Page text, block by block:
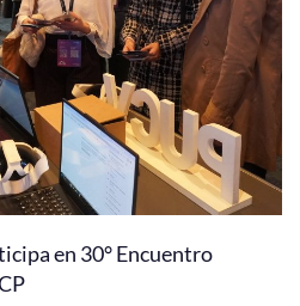
en 30° Encuentro